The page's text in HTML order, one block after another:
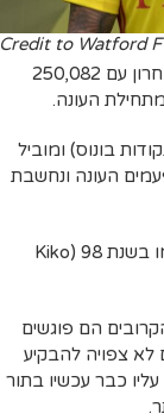
Credit to Watford
שחקן שפתח את המחזור הראשון עם 5,241 בוחרים ואת המחזור האחרון עם 250,082
העונה.
במגן תוקף יחסית, שגרף בונוסים כבר ארבע פעמים העונה (סך הכל 7 נקודות בונוס) ומוביל
בין שחקני ההגנה של ווטפורד, קבוצה ששמרה על שער נקי כבר 4 פעמים העונה ונחשבת
חוץ מזה, קוראים לו קיקו, חלוץ ענק שאפילו היה משחק כדורגל למחשב על שמו בשנת 98 (Kiko
הם פוגשים
לא צפויה להבקיע
כבר עכשיו בתור